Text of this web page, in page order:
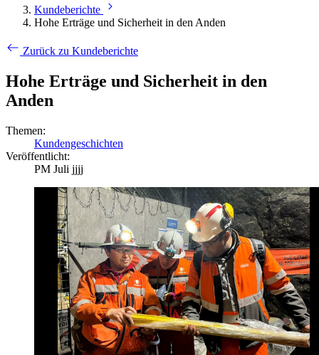
Kundeberichte
Hohe Erträge und Sicherheit in den Anden
Zurück zu Kundeberichte
Hohe Erträge und Sicherheit in den
Anden
Themen:
Kundengeschichten
Veröffentlicht:
PM Juli jjjj